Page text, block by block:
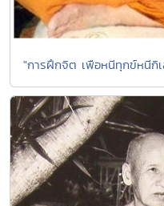
"การฝึกจิต เพือหนีทุกข์หนีกิ